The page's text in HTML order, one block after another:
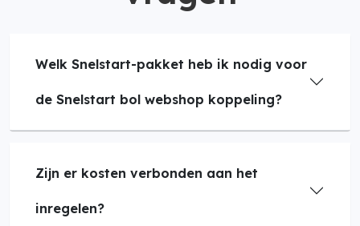
Welk Snelstart-pakket heb ik nodig voor
de Snelstart bol webshop koppeling?
Zijn er kosten verbonden aan het
inregelen?